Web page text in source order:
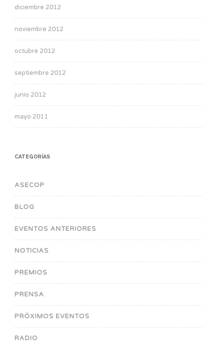
diciembre 2012
noviembre 2012
octubre 2012
septiembre 2012
junio 2012
mayo 2011
CATEGORÍAS
ASECOP
BLOG
EVENTOS ANTERIORES
NOTICIAS
PREMIOS
PRENSA
PRÓXIMOS EVENTOS
RADIO